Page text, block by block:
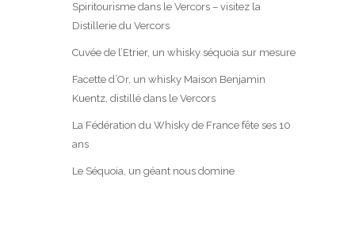
Spiritourisme dans le Vercors – visitez la
Distillerie du Vercors
Cuvée de l’Etrier, un whisky séquoia sur mesure
Facette d’Or, un whisky Maison Benjamin
Kuentz, distillé dans le Vercors
La Fédération du Whisky de France fête ses 10
ans
Le Séquoia, un géant nous domine